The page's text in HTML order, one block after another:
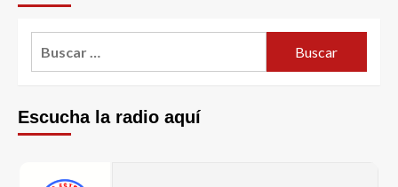
Escucha la radio aquí